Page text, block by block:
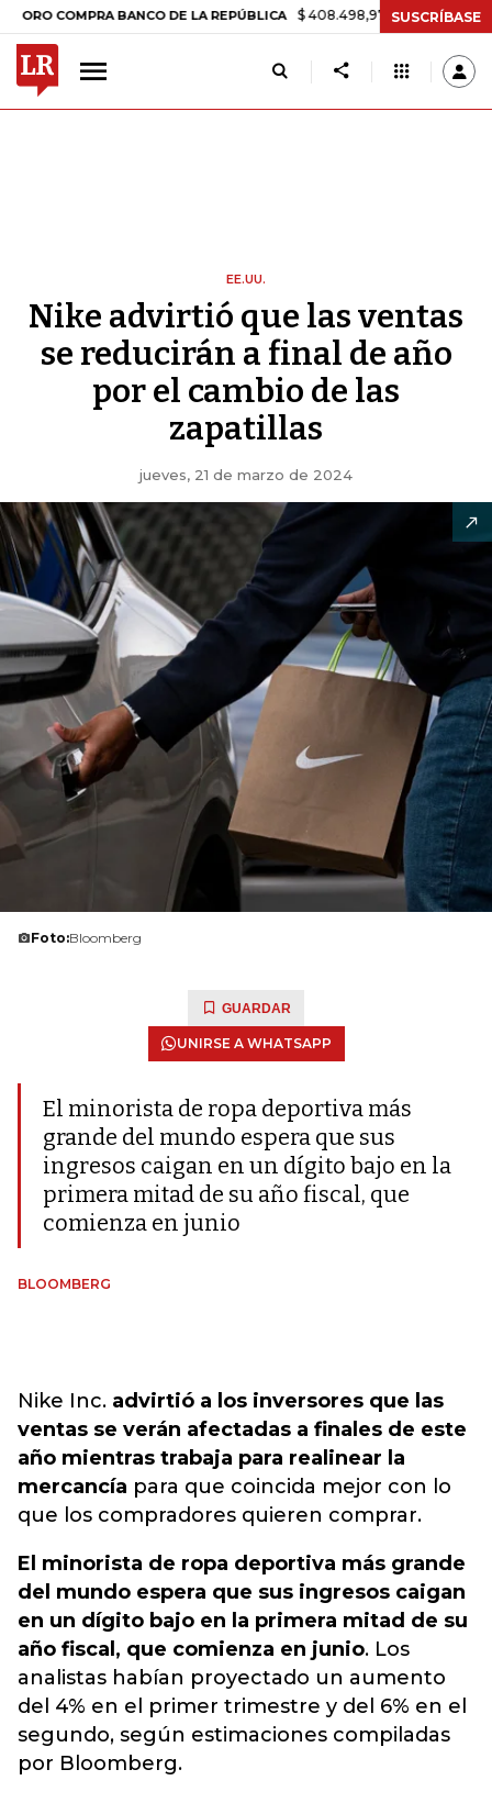
BANCO DE LA REPÚBLICA $ 408.498,97 +$ 8.753,81 +2,19%
SUSCRÍBASE
EE.UU.
Nike advirtió que las ventas
se reducirán a final de año
por el cambio de las
zapatillas
jueves, 21 de marzo de 2024
Foto:Bloomberg
GUARDAR
UNIRSE A WHATSAPP
El minorista de ropa deportiva más
grande del mundo espera que sus
ingresos caigan en un dígito bajo en la
primera mitad de su año fiscal, que
comienza en junio
BLOOMBERG
Nike Inc. advirtió a los inversores que las
ventas se verán afectadas a finales de este
año mientras trabaja para realinear la
mercancía para que coincida mejor con lo
que los compradores quieren comprar.
El minorista de ropa deportiva más grande
del mundo espera que sus ingresos caigan
en un dígito bajo en la primera mitad de su
año fiscal, que comienza en junio. Los
analistas habían proyectado un aumento
del 4% en el primer trimestre y del 6% en el
segundo, según estimaciones compiladas
por Bloomberg.